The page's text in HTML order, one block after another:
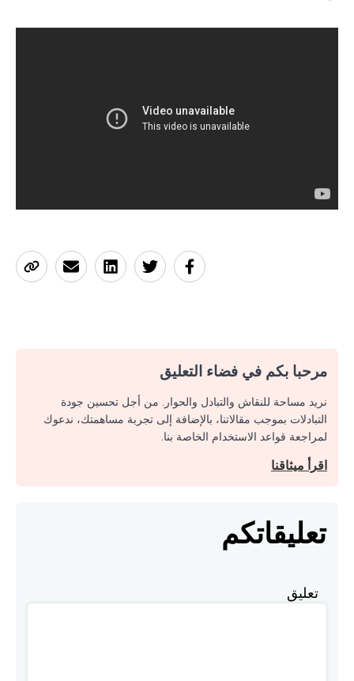
مرحبا بكم في فضاء التعليق
نريد مساحة للنقاش والتبادل والحوار. من أجل تحسين جودة
التبادلات بموجب مقالاتنا، بالإضافة إلى تجربة مساهمتك، ندعوك
لمراجعة قواعد الاستخدام الخاصة بنا.
اقرأ ميثاقنا
تعليقاتكم
تعليق